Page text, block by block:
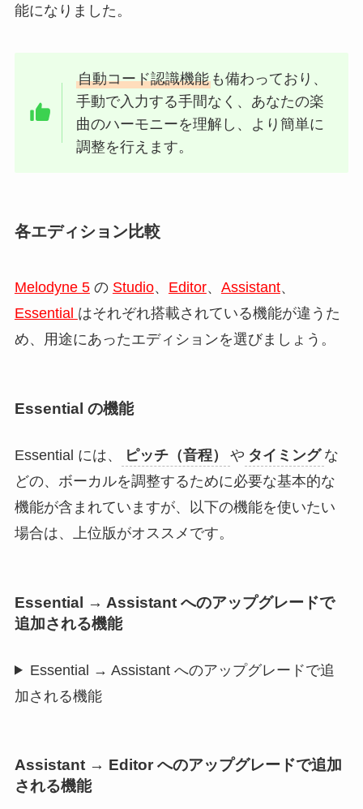
能になりました。
自動コード認識機能 も備わっており、
手動で入力する手間なく、あなたの楽
曲のハーモニーを理解し、より簡単に
調整を行えます。
各エディション比較
Melodyne 5の Studio、 Editor、 Assistant、
Essential はそれぞれ搭載されている機能が違うた
め、用途にあったエディションを選びましょう。
Essential の機能
Essential には、 ピッチ（音程） や タイミング な
どの、ボーカルを調整するために必要な基本的な
機能が含まれていますが、以下の機能を使いたい
場合は、上位版がオススメです。
Essential → Assistant へのアップグレードで
追加される機能
Essential → Assistant へのアップグレードで追
加される機能
Assistant → Editor へのアップグレードで追加
される機能